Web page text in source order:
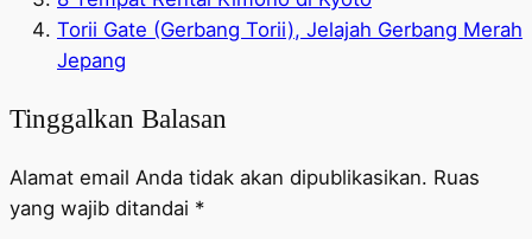
Torii Gate (Gerbang Torii), Jelajah Gerbang Merah
Jepang
Tinggalkan Balasan
Alamat email Anda tidak akan dipublikasikan. Ruas
yang wajib ditandai *